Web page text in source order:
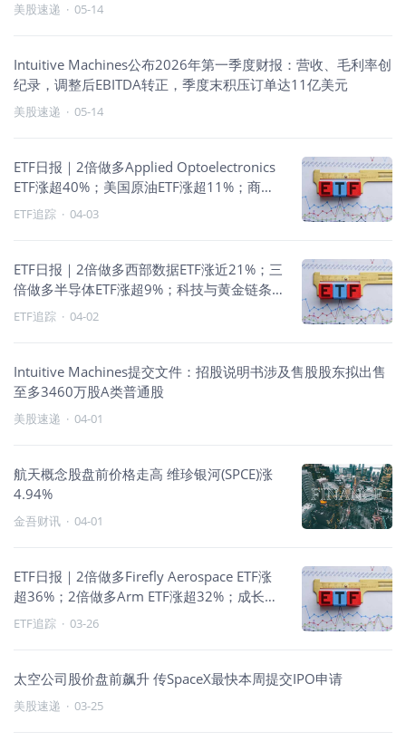
美股速递 · 05-14
Intuitive Machines公布2026年第一季度财报：营收、毛利率创
纪录，调整后EBITDA转正，季度末积压订单达11亿美元
美股速递 · 05-14
ETF日报｜2倍做多Applied Optoelectronics
ETF涨超40%；美国原油ETF涨超11%；商品
与能源走强
ETF追踪 · 04-03
ETF日报｜2倍做多西部数据ETF涨近21%；三
倍做多半导体ETF涨超9%；科技与黄金链条
领跑
ETF追踪 · 04-02
Intuitive Machines提交文件：招股说明书涉及售股股东拟出售
至多3460万股A类普通股
美股速递 · 04-01
航天概念股盘前价格走高 维珍银河(SPCE)涨
4.94%
金吾财讯 · 04-01
ETF日报｜2倍做多Firefly Aerospace ETF涨
超36%；2倍做多Arm ETF涨超32%；成长科
技与贵金属双强
ETF追踪 · 03-26
太空公司股价盘前飙升 传SpaceX最快本周提交IPO申请
美股速递 · 03-25